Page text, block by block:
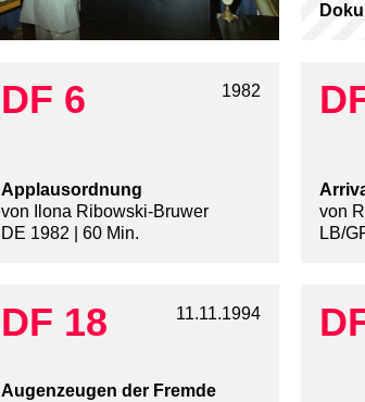
DF 6 1982
Applausordnung
von Ilona Ribowski-Bruwer
DE 1982 | 60 Min.
von
LB/
DF 18 11.11.1994
Augenzeugen der Fremde